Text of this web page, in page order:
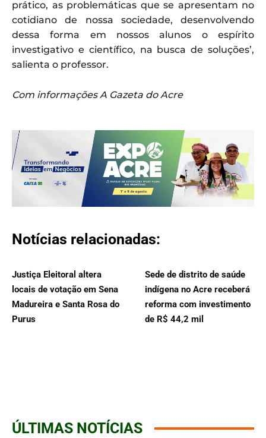
prático, as problemáticas que se apresentam no
cotidiano de nossa sociedade, desenvolvendo
dessa forma em nossos alunos o espírito
investigativo e científico, na busca de soluções’,
salienta o professor.
Com informações A Gazeta do Acre
Notícias relacionadas:
Justiça Eleitoral altera
locais de votação em Sena
Madureira e Santa Rosa do
Purus
Sede de distrito de saúde
indígena no Acre receberá
reforma com investimento
de R$ 44,2 mil
ÚLTIMAS NOTÍCIAS